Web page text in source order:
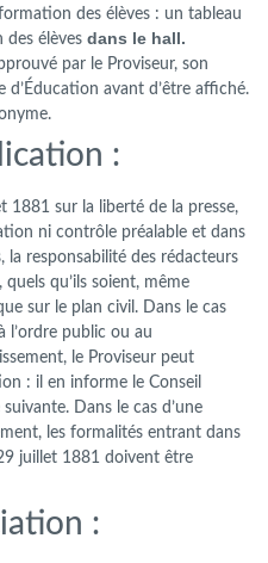
des élèves : un tableau
des élèves dans le hall.
par le Proviseur, son
avant d’être affiché.
:
sur la liberté de la presse,
ni contrôle préalable et dans
la responsabilité des rédacteurs
qu’ils soient, même
sur le plan civil. Dans le cas
l’ordre public ou au
le Proviseur peut
: il en informe le Conseil
Dans le cas d’une
les formalités entrant dans
juillet 1881 doivent être
: